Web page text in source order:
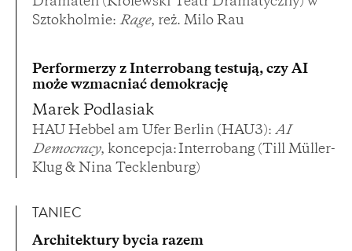
Sztokholmie: Rage, reż. Milo Rau
Performerzy z Interrobang testują, czy AI
może wzmacniać demokrację
Marek Podlasiak
HAU Hebbel am Ufer Berlin (HAU3): AI
Democracy, koncepcja: Interrobang (Till Müller-
Klug & Nina Tecklenburg)
TANIEC
Architektury bycia razem